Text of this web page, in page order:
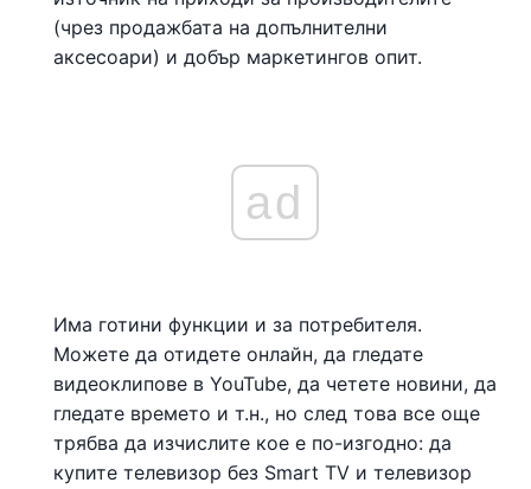
(чрез продажбата на допълнителни
аксесоари) и добър маркетингов опит.
ad
Има готини функции и за потребителя.
Можете да отидете онлайн, да гледате
видеоклипове в YouTube, да четете новини, да
гледате времето и т.н., но след това все още
трябва да изчислите кое е по-изгодно: да
купите телевизор без Smart TV и телевизор